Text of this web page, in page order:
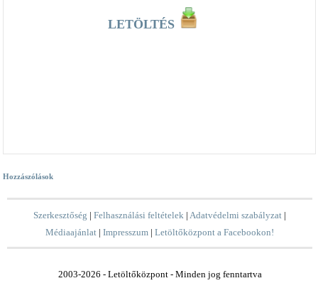
LETÖLTÉS
Hozzászólások
Szerkesztőség |Felhasználási feltételek |Adatvédelmi szabályzat |
Médiaajánlat |Impresszum |Letöltőközpont a Facebookon!
2003-2026 - Letöltőközpont - Minden jog fenntartva